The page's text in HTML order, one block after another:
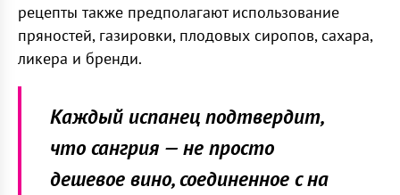
рецепты также предполагают использование
пряностей, газировки, плодовых сиропов, сахара,
ликера и бренди.
Каждый испанец подтвердит,
что сангрия — не просто
дешевое вино, соединенное с на